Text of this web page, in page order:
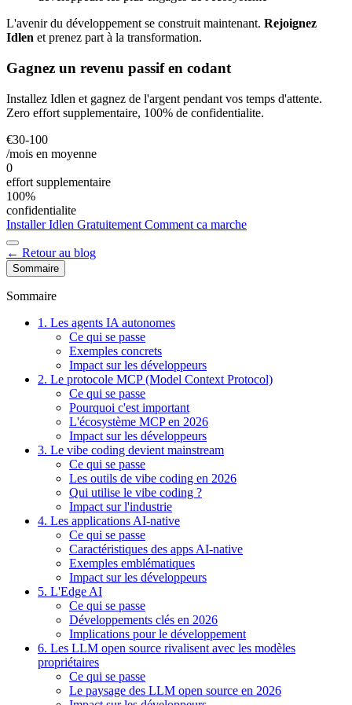
L'avenir du développement se construit maintenant. Rejoignez
Idlen et prenez part à la transformation.
Gagnez un revenu passif en codant
Installez Idlen et gagnez de l'argent pendant vos temps d'attente.
Zero effort supplementaire, 100% de confidentialite.
€30-100
/mois en moyenne
0
effort supplementaire
100%
confidentialite
Installer Idlen Gratuitement Comment ca marche
← Retour au blog
Sommaire
Sommaire
1. Les agents IA autonomes
Ce qui se passe
Exemples concrets
Impact sur les développeurs
2. Le protocole MCP (Model Context Protocol)
Ce qui se passe
Pourquoi c'est important
L'écosystème MCP en 2026
Impact sur les développeurs
3. Le vibe coding devient mainstream
Ce qui se passe
Les outils de vibe coding en 2026
Qui utilise le vibe coding ?
Impact sur l'industrie
4. Les applications AI-native
Ce qui se passe
Caractéristiques des apps AI-native
Exemples emblématiques
Impact sur les développeurs
5. L'Edge AI
Ce qui se passe
Développements clés en 2026
Implications pour le développement
6. Les LLM open source rivalisent avec les modèles
propriétaires
Ce qui se passe
Le paysage des LLM open source en 2026